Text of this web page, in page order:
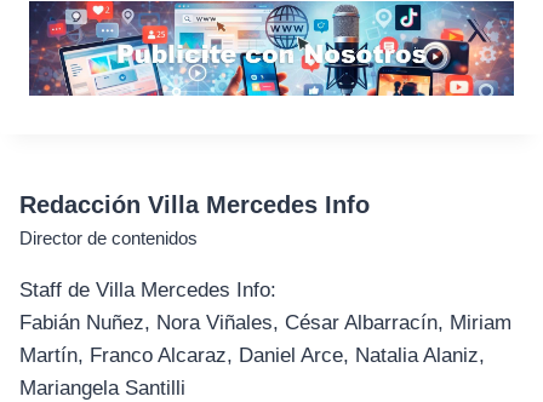
Redacción Villa Mercedes Info
Director de contenidos
Staff de Villa Mercedes Info:
Fabián Nuñez, Nora Viñales, César Albarracín, Miriam
Martín, Franco Alcaraz, Daniel Arce, Natalia Alaniz,
Mariangela Santilli